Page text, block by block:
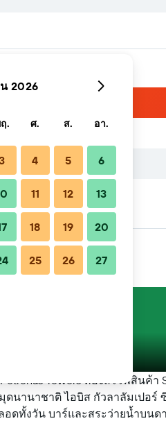
ใกล้เคียง
Towers ห้องสรรพสินค้า
านาชาติ ไอบิส กัวลาลัมเปอร์
อดทั้งวัน บาร์และสระว่ายน้ำบน
2026
. ศ. ส. อา.
4 5 6
11 12 13
18 19 20
25 26 27